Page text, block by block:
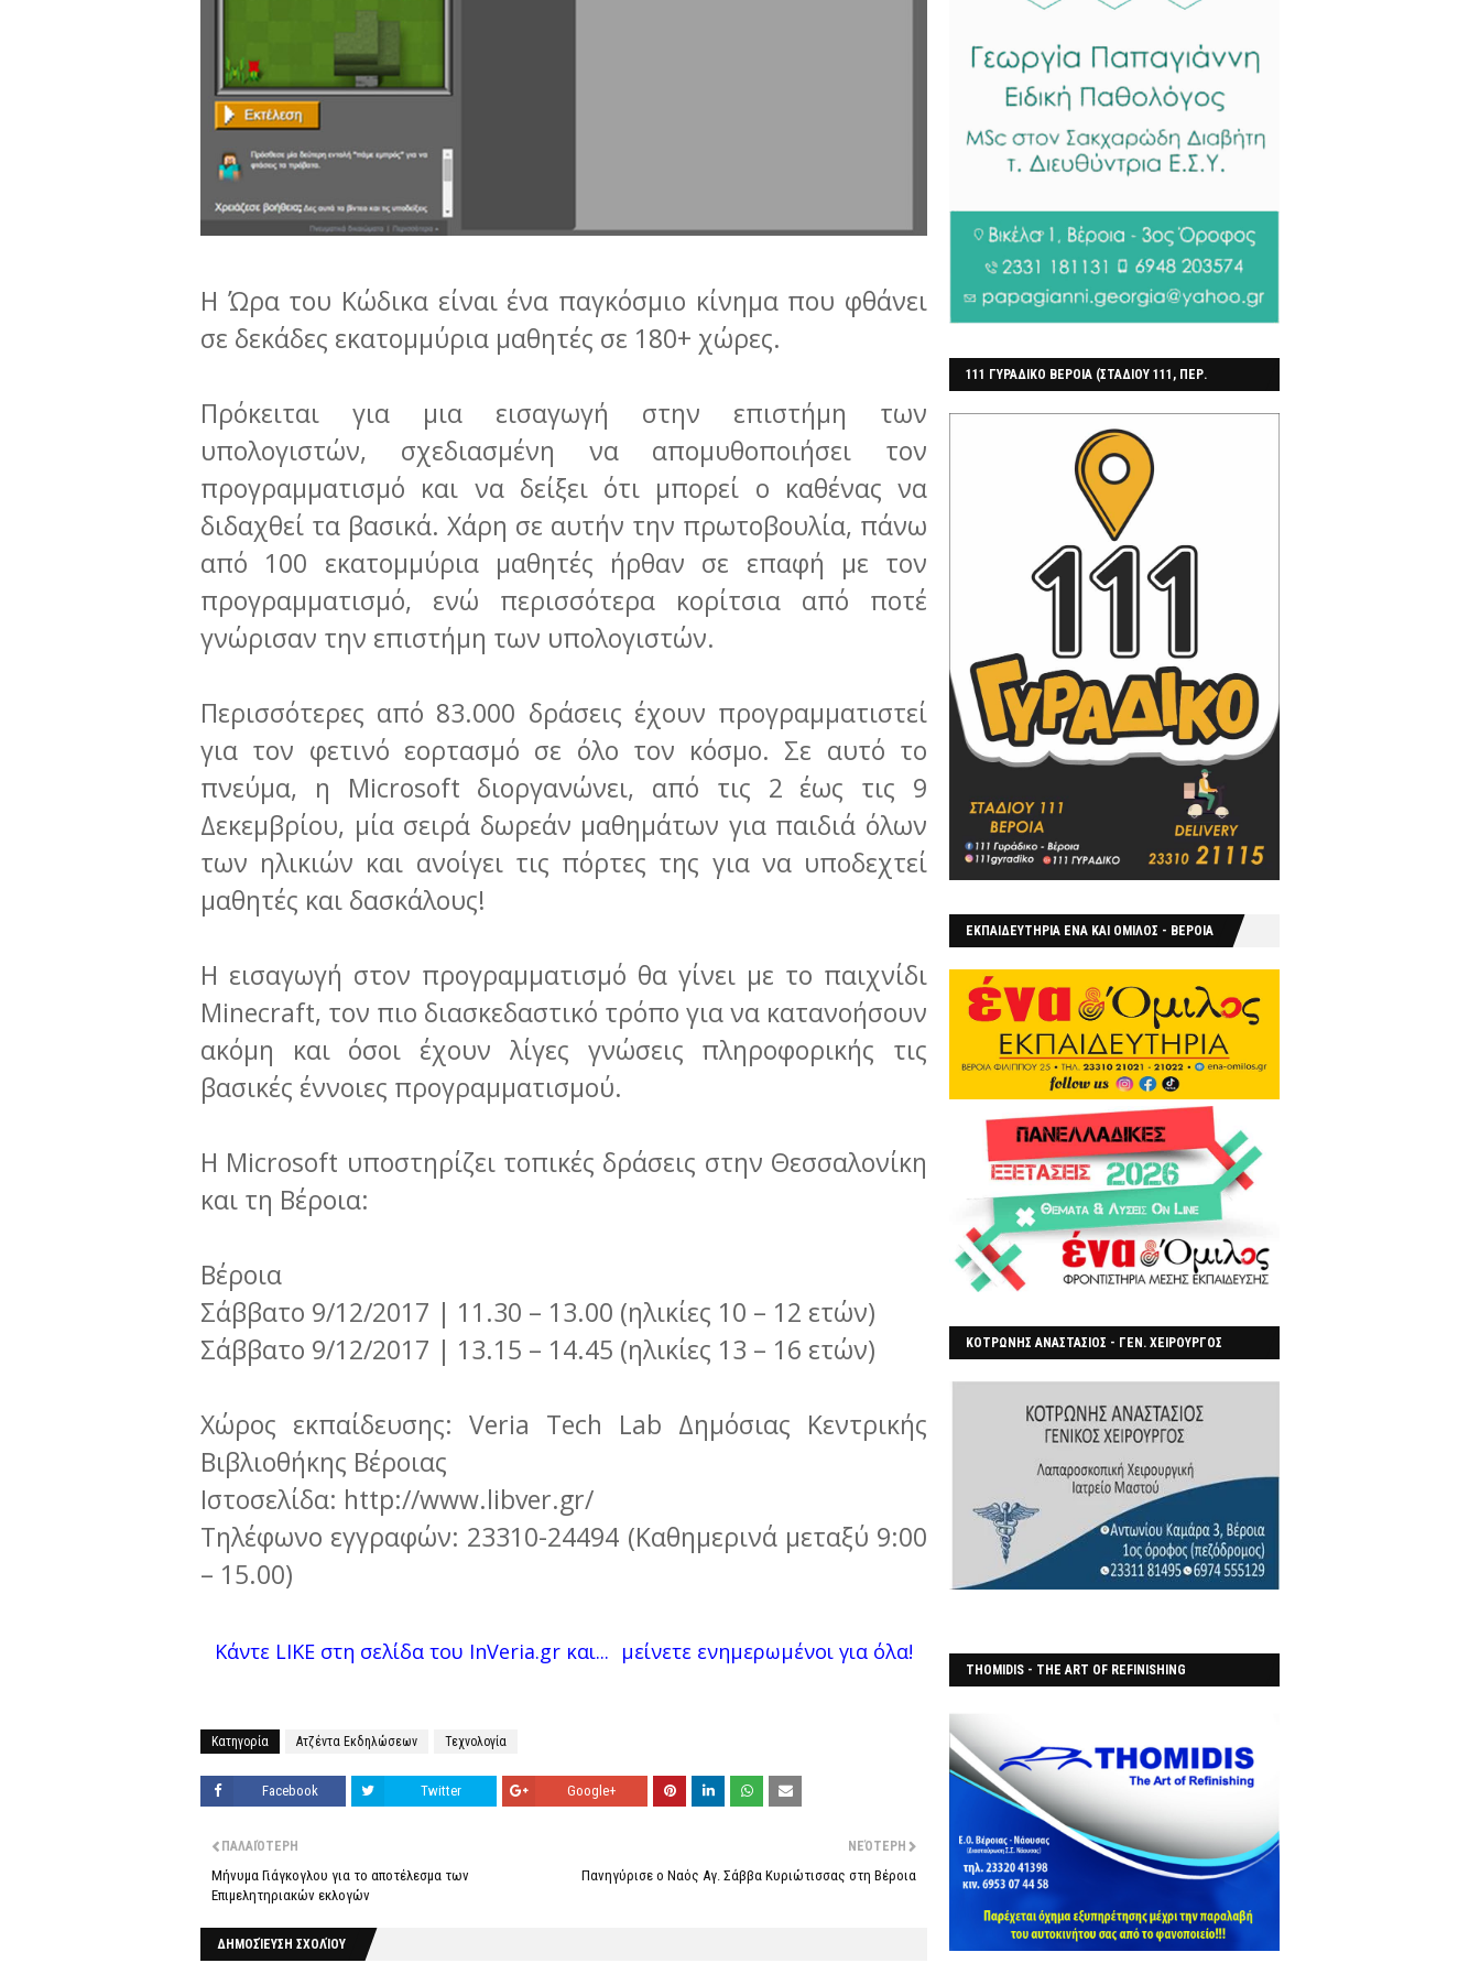
H Ώρα του Κώδικα είναι ένα παγκόσμιο κίνημα που φθάνει
σε δεκάδες εκατομμύρια μαθητές σε 180+ χώρες.
Πρόκειται για μια εισαγωγή στην επιστήμη των
υπολογιστών, σχεδιασμένη να απομυθοποιήσει τον
προγραμματισμό και να δείξει ότι μπορεί ο καθένας να
διδαχθεί τα βασικά. Χάρη σε αυτήν την πρωτοβουλία, πάνω
από 100 εκατομμύρια μαθητές ήρθαν σε επαφή με τον
προγραμματισμό, ενώ περισσότερα κορίτσια από ποτέ
γνώρισαν την επιστήμη των υπολογιστών.
Περισσότερες από 83.000 δράσεις έχουν προγραμματιστεί
για τον φετινό εορτασμό σε όλο τον κόσμο. Σε αυτό το
πνεύμα, η Microsoft διοργανώνει, από τις 2 έως τις 9
Δεκεμβρίου, μία σειρά δωρεάν μαθημάτων για παιδιά όλων
των ηλικιών και ανοίγει τις πόρτες της για να υποδεχτεί
μαθητές και δασκάλους!
Η εισαγωγή στον προγραμματισμό θα γίνει με το παιχνίδι
Minecraft, τον πιο διασκεδαστικό τρόπο για να κατανοήσουν
ακόμη και όσοι έχουν λίγες γνώσεις πληροφορικής τις
βασικές έννοιες προγραμματισμού.
H Microsoft υποστηρίζει τοπικές δράσεις στην Θεσσαλονίκη
και τη Βέροια:
Βέροια
Σάββατο 9/12/2017 | 11.30 – 13.00 (ηλικίες 10 – 12 ετών)
Σάββατο 9/12/2017 | 13.15 – 14.45 (ηλικίες 13 – 16 ετών)
Χώρος εκπαίδευσης: Veria Tech Lab Δημόσιας Κεντρικής
Βιβλιοθήκης Βέροιας
Ιστοσελίδα: http://www.libver.gr/
Τηλέφωνο εγγραφών: 23310-24494 (Καθημερινά μεταξύ 9:00
– 15.00)
Κάντε LIKE στη σελίδα του InVeria.gr και... μείνετε ενημερωμένοι για όλα!
Κατηγορία Ατζέντα Εκδηλώσεων Τεχνολογία
Facebook Twitter Google+
ΝΕΌΤΕΡΗ
Πανηγύρισε ο Ναός Αγ. Σάββα Κυριώτισσας στη Βέροια
ΠΑΛΑΙΌΤΕΡΗ
Μήνυμα Γιάγκογλου για το αποτέλεσμα των
Επιμελητηριακών εκλογών
ΔΗΜΟΣΊΕΥΣΗ ΣΧΟΛΊΟΥ
111 ΓΥΡΑΔΙΚΟ ΒΕΡΟΙΑ (ΣΤΑΔΙΟΥ 111, ΠΕΡ.
ΕΚΠΑΙΔΕΥΤΗΡΙΑ ΕΝΑ ΚΑΙ ΟΜΙΛΟΣ - ΒΕΡΟΙΑ
ΚΟΤΡΩΝΗΣ ΑΝΑΣΤΑΣΙΟΣ - ΓΕΝ. ΧΕΙΡΟΥΡΓΟΣ
THOMIDIS - THE ART OF REFINISHING